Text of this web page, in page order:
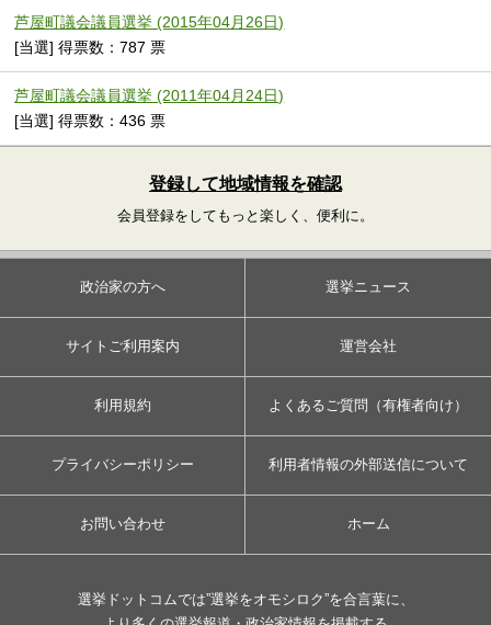
芦屋町議会議員選挙 (2015年04月26日)
[当選] 得票数：787 票
芦屋町議会議員選挙 (2011年04月24日)
[当選] 得票数：436 票
登録して地域情報を確認
会員登録をしてもっと楽しく、便利に。
政治家の方へ 選挙ニュース
サイトご利用案内 運営会社
利用規約 よくあるご質問（有権者向け）
プライバシーポリシー 利用者情報の外部送信について
お問い合わせ ホーム
選挙ドットコムでは”選挙をオモシロク”を合言葉に、